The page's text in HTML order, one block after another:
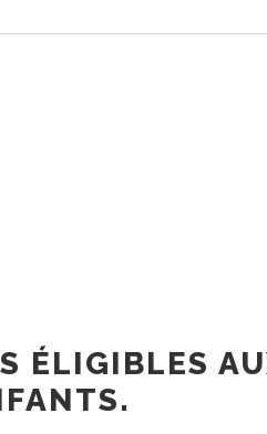
ÉLIGIBLES